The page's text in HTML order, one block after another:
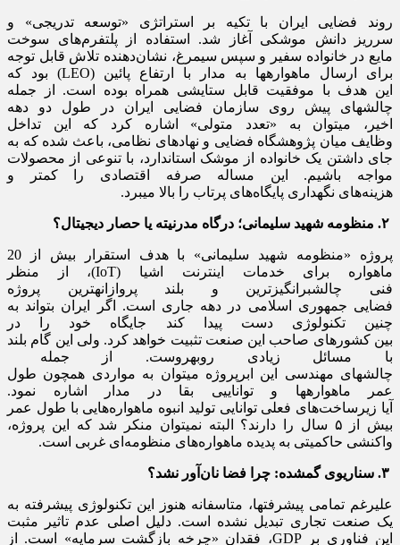
روند فضایی ایران با تکیه بر استراتژی «توسعه تدریجی» و
سرریز دانش موشکی آغاز شد. استفاده از پلتفرم‌های سوخت
مایع در خانواده سفیر و سپس سیمرغ، نشان‌دهنده تلاش قابل توجه
برای ارسال ماهوارهها به مدار با ارتفاع پائین (LEO) بود که
این هدف با موفقیت قابل ستایشی همراه بوده است. از جمله
چالشهای پیش روی سازمان فضایی ایران در طول دو دهه
اخیر، میتوان به «تعدد متولی» اشاره کرد که این تداخل
وظایف میان پژوهشگاه فضایی و نهادهای نظامی، باعث شده که به
جای داشتن یک خانواده از موشک استاندارد، با تنوعی از محصولات
مواجه باشیم. این مساله صرفه اقتصادی را کمتر و
هزینه‌های نگهداری پایگاه‌های پرتاب را بالا میبرد.
​۲. منظومه شهید سلیمانی؛ درگاه مدرنیته یا حصار دیجیتال؟
​پروژه «منظومه شهید سلیمانی» با هدف استقرار بیش از 20
ماهواره برای خدمات اینترنت اشیا (IoT)، از منظر
فنی چالشبرانگیزترین و بلند پروازانهترین پروژه
فضایی جمهوری اسلامی در دهه جاری است. اگر ایران بتواند به
چنین تکنولوژی دست پیدا کند جایگاه خود را در
بین کشورهای صاحب این صنعت تثبیت خواهد کرد. ولی این گام بلند
با مسائل زیادی روبهروست. از جمله ​
چالشهای مهندسی این ابرپروژه میتوان به مواردی همچون طول
عمر ماهوارهها و تواناییی بقا در مدار اشاره نمود.
آیا زیرساخت‌های فعلی توانایی تولید انبوه ماهواره‌هایی با طول عمر
بیش از ۵ سال را دارند؟ ​البته نمیتوان منکر شد که این پروژه،
واکنشی حاکمیتی به پدیده ماهواره‌های منظومه‌ای غربی است.
​۳. سنار یوی گمشده: چرا فضا نان‌آور نشد؟
علیرغم تمامی پیشرفتها، متاسفانه هنوز این تکنولوژی پیشرفته به
یک صنعت تجاری تبدیل نشده است. دلیل اصلی عدم تاثیر مثبت
این فناوری بر GDP، فقدان «چرخه بازگشت سرمایه» است. از